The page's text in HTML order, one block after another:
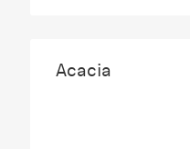
Acacia